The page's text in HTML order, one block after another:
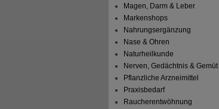
Magen, Darm & Leber
Markenshops
Nahrungsergänzung
Nase & Ohren
Naturheilkunde
Nerven, Gedächtnis & Gemüt
Pflanzliche Arzneimittel
Praxisbedarf
Raucherentwöhnung